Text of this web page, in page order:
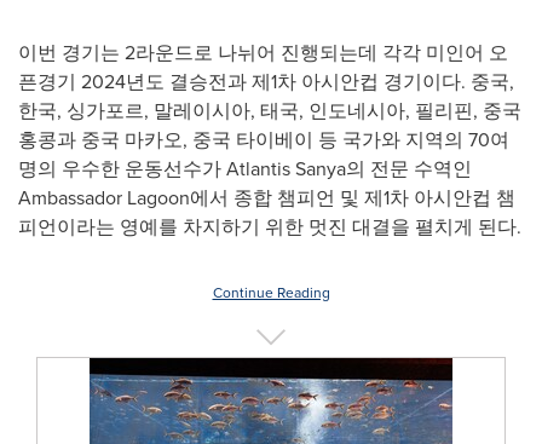
이번 경기는 2라운드로 나뉘어 진행되는데 각각 미인어 오
픈경기 2024년도 결승전과 제1차 아시안컵 경기이다. 중국,
한국, 싱가포르, 말레이시아, 태국, 인도네시아, 필리핀, 중국
홍콩과 중국 마카오, 중국 타이베이 등 국가와 지역의 70여
명의 우수한 운동선수가 Atlantis Sanya의 전문 수역인
Ambassador Lagoon에서 종합 챔피언 및 제1차 아시안컵 챔
피언이라는 영예를 차지하기 위한 멋진 대결을 펼치게 된다.
Continue Reading